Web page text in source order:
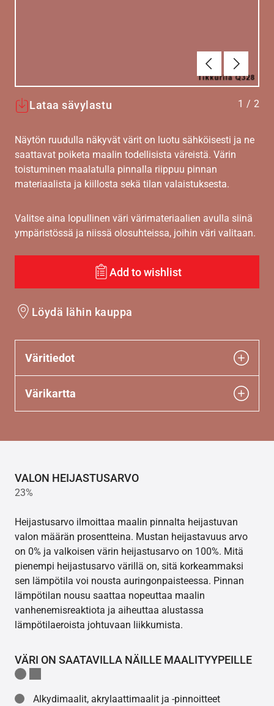
Edellinen
Lataa sävylastu 1 / 2
Näytön ruudulla näkyvät värit on luotu sähköisesti ja ne
saattavat poiketa maalin todellisista väreistä. Värin
toistuminen maalatulla pinnalla riippuu pinnan
materiaalista ja kiillosta sekä tilan valaistuksesta.
Valitse aina lopullinen väri värimateriaalien avulla siinä
ympäristössä ja niissä olosuhteissa, joihin väri valitaan.
Add to wishlist
Löydä lähin kauppa
Väritiedot
Värikartta
VALON HEIJASTUSARVO
23%
Heijastusarvo ilmoittaa maalin pinnalta heijastuvan
valon määrän prosentteina. Mustan heijastavuus arvo
on 0% ja valkoisen värin heijastusarvo on 100%. Mitä
pienempi heijastusarvo värillä on, sitä korkeammaksi
sen lämpötila voi nousta auringonpaisteessa. Pinnan
lämpötilan nousu saattaa nopeuttaa maalin
vanhenemisreaktiota ja aiheuttaa alustassa
lämpötilaeroista johtuvaan liikkumista.
VÄRI ON SAATAVILLA NÄILLE MAALITYYPEILLE
Alkydimaalit, akrylaattimaalit ja -pinnoitteet